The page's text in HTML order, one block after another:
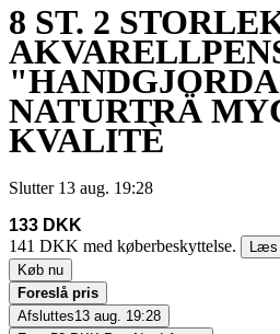
8 ST. 2
NATURTRÄ
KVALITÈ
Slutter 13 aug. 19:28
133 DKK
141 DKK med køberbeskyttelse.
Læs
Køb nu
Foreslå pris
Afsluttes13 aug. 19:28